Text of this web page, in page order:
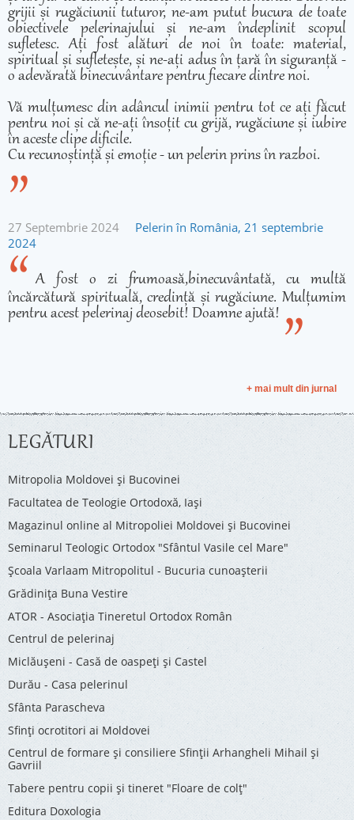
grijii și rugăciunii tuturor, ne-am putut bucura de toate
obiectivele pelerinajului și ne-am îndeplinit scopul
sufletesc. Ați fost alături de noi în toate: material,
spiritual și sufletește, și ne-ați adus în țară în siguranță -
o adevărată binecuvântare pentru fiecare dintre noi.
Vă mulțumesc din adâncul inimii pentru tot ce ați făcut
pentru noi și că ne-ați însoțit cu grijă, rugăciune și iubire
în aceste clipe dificile.
Cu recunoștință și emoție - un pelerin prins în razboi.
27 Septembrie 2024
Pelerin în România, 21 septembrie
2024
A fost o zi frumoasă,binecuvântată, cu multă
încărcătură spirituală, credință și rugăciune. Mulțumim
pentru acest pelerinaj deosebit! Doamne ajută!
+ mai mult din jurnal
LEGĂTURI
Mitropolia Moldovei și Bucovinei
Facultatea de Teologie Ortodoxă, Iaşi
Magazinul online al Mitropoliei Moldovei și Bucovinei
Seminarul Teologic Ortodox "Sfântul Vasile cel Mare"
Şcoala Varlaam Mitropolitul - Bucuria cunoaşterii
Grădinița Buna Vestire
ATOR - Asociaţia Tineretul Ortodox Român
Centrul de pelerinaj
Miclăușeni - Casă de oaspeţi şi Castel
Durău - Casa pelerinul
Sfânta Parascheva
Sfinți ocrotitori ai Moldovei
Centrul de formare și consiliere Sfinții Arhangheli Mihail și
Gavriil
Tabere pentru copii şi tineret "Floare de colţ"
Editura Doxologia